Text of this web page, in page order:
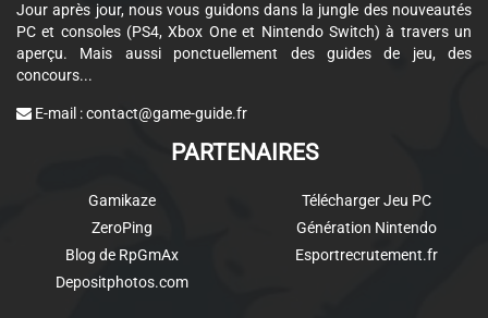
Jour après jour, nous vous guidons dans la jungle des nouveautés
PC et consoles (PS4, Xbox One et Nintendo Switch) à travers un
aperçu. Mais aussi ponctuellement des guides de jeu, des
concours...
E-mail :contact@game-guide.fr
PARTENAIRES
Gamikaze
ZeroPing
Blog de RpGmAx
Depositphotos.com
Télécharger Jeu PC
Génération Nintendo
Esportrecrutement.fr